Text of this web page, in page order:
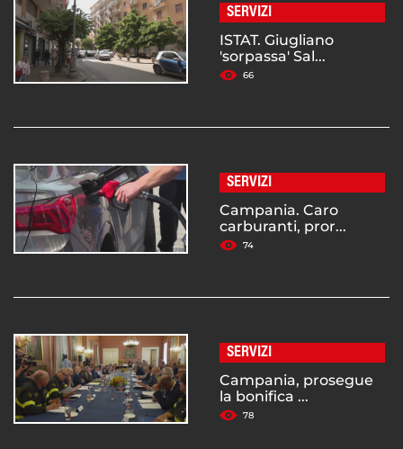
SERVIZI
ISTAT. Giugliano
'sorpassa' Sal...
66
SERVIZI
Campania. Caro
carburanti, pror...
74
SERVIZI
Campania, prosegue
la bonifica ...
78